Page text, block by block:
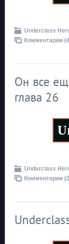
Underclass
Комментарии
Он все
глава 26
Underclass
Комментарии